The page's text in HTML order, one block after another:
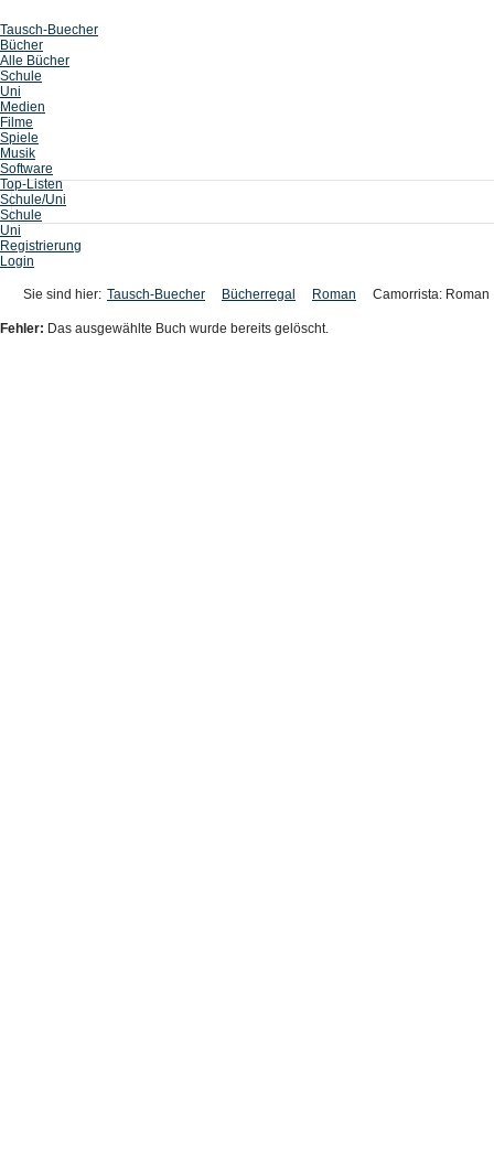
Tausch-Buecher
Bücher
Alle Bücher
Schule
Uni
Medien
Filme
Spiele
Musik
Software
Top-Listen
Schule/Uni
Schule
Uni
Registrierung
Login
Sie sind hier: Tausch-Buecher Bücherregal Roman Camorrista: Roman
Fehler: Das ausgewählte Buch wurde bereits gelöscht.